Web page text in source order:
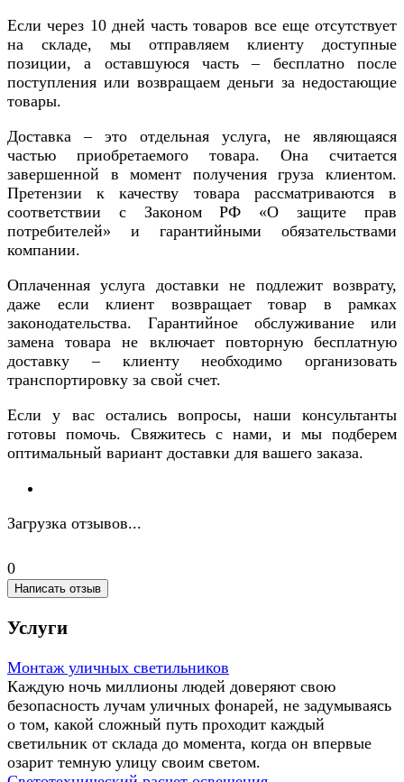
Если через 10 дней часть товаров все еще отсутствует
на складе, мы отправляем клиенту доступные
позиции, а оставшуюся часть – бесплатно после
поступления или возвращаем деньги за недостающие
товары.
Доставка – это отдельная услуга, не являющаяся
частью приобретаемого товара. Она считается
завершенной в момент получения груза клиентом.
Претензии к качеству товара рассматриваются в
соответствии с Законом РФ «О защите прав
потребителей» и гарантийными обязательствами
компании.
Оплаченная услуга доставки не подлежит возврату,
даже если клиент возвращает товар в рамках
законодательства. Гарантийное обслуживание или
замена товара не включает повторную бесплатную
доставку – клиенту необходимо организовать
транспортировку за свой счет.
Если у вас остались вопросы, наши консультанты
готовы помочь. Свяжитесь с нами, и мы подберем
оптимальный вариант доставки для вашего заказа.
Загрузка отзывов...
0
Написать отзыв
Услуги
Монтаж уличных светильников
Каждую ночь миллионы людей доверяют свою
безопасность лучам уличных фонарей, не задумываясь
о том, какой сложный путь проходит каждый
светильник от склада до момента, когда он впервые
озарит темную улицу своим светом.